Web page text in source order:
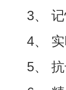
3、
4、
5、